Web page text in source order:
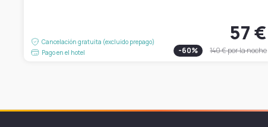
Cancelación gratuita (excluido prepago)
Pago en el hotel
57 €
-60% 140 €por la noche